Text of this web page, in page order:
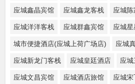
应城鑫晶宾馆 应城鑫龙客栈 应城
应城洋洋客栈 应城群鑫宾馆 应城
城市便捷酒店(应城上荷广场店) 应城
应城新龙门客栈 应城皇廷酒店 应
应城文昌宾馆 应城酒店旅馆 应城